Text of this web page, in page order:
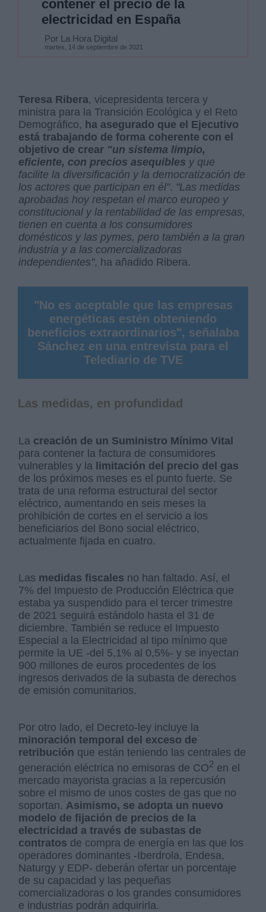
contener el precio de la
electricidad en España
Por La Hora Digital
martes, 14 de septiembre de 2021
Teresa Ribera, vicepresidenta tercera y
ministra para la Transición Ecológica y el Reto
Demográfico, ha asegurado que el Ejecutivo
está trabajando de forma coherente con el
objetivo de crear "un sistema limpio,
eficiente, con precios asequibles y que
facilite la diversificación y la democratización de
los actores que participan en él". "Las medidas
aprobadas hoy respetan el marco europeo y
constitucional y la rentabilidad de las empresas,
tienen en cuenta a los consumidores
domésticos y las pymes, pero también a la gran
industria y a las comercializadoras
independientes", ha añadido Ribera.
"No es aceptable que las empresas
energéticas estén obteniendo
beneficios extraordinarios", señalaba
Sánchez en una entrevista para el
Telediario de TVE
Las medidas, en profundidad
La creación de un Suministro Mínimo Vital
para contener la factura de consumidores
vulnerables y la limitación del precio del gas
de los próximos meses es el punto fuerte. Se
trata de una reforma estructural del sector
eléctrico, aumentando en seis meses la
prohibición de cortes en el servicio a los
beneficiarios del Bono social eléctrico,
actualmente fijada en cuatro.
Las medidas fiscales no han faltado. Así, el
7% del Impuesto de Producción Eléctrica que
estaba ya suspendido para el tercer trimestre
de 2021 seguirá estándolo hasta el 31 de
diciembre. También se reduce el Impuesto
Especial a la Electricidad al tipo mínimo que
permite la UE -del 5,1% al 0,5%- y se inyectan
900 millones de euros procedentes de los
ingresos derivados de la subasta de derechos
de emisión comunitarios.
Por otro lado, el Decreto-ley incluye la
minoración temporal del exceso de
retribución que están teniendo las centrales de
generación eléctrica no emisoras de CO2 en el
mercado mayorista gracias a la repercusión
sobre el mismo de unos costes de gas que no
soportan. Asimismo, se adopta un nuevo
modelo de fijación de precios de la
electricidad a través de subastas de
contratos de compra de energía en las que los
operadores dominantes -Iberdrola, Endesa,
Naturgy y EDP- deberán ofertar un porcentaje
de su capacidad y las pequeñas
comercializadoras o los grandes consumidores
e industrias podrán adquirirla.